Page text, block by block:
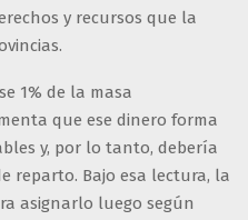
y recursos que la
1% de la masa
que ese dinero forma
y, por lo tanto, debería
reparto. Bajo esa lectura, la
asignarlo luego según